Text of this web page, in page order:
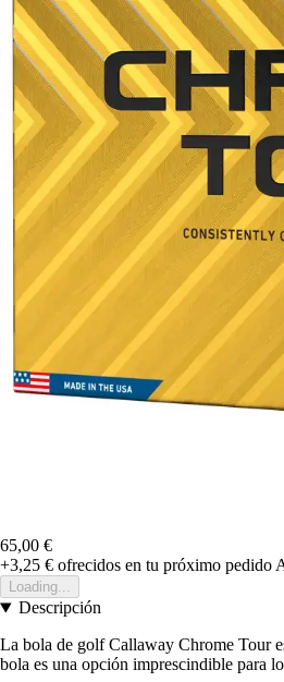
65,00 €
+3,25 € ofrecidos en tu próximo pedido
Loading...
Descripción
La bola de golf Callaway Chrome Tour
bola es una opción imprescindible para